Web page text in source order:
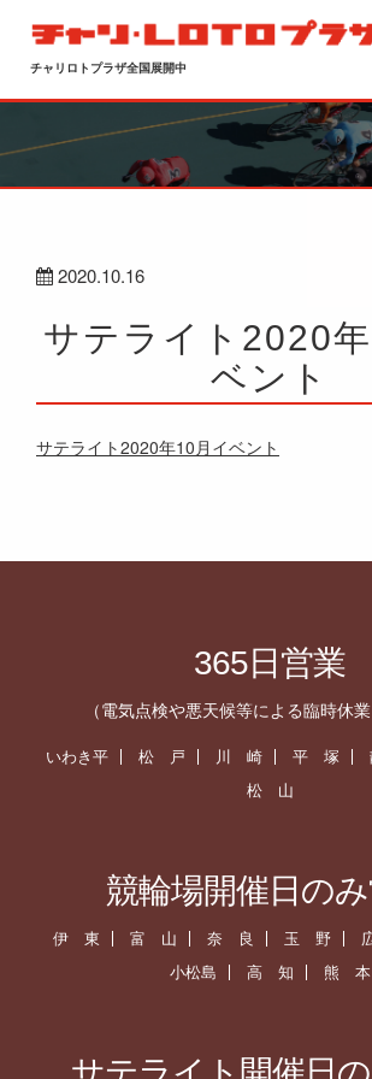
チャリロトプラザ全国展開中
2020.10.16
サテライト2020
ベント
サテライト2020年10月イベント
365日営業
（電気点検や悪天候等による臨時休業
いわき平 松 戸 川 崎 平 塚
松 山
競輪場開催日の
伊 東 富 山 奈 良 玉 野
小松島
高 知 熊 本